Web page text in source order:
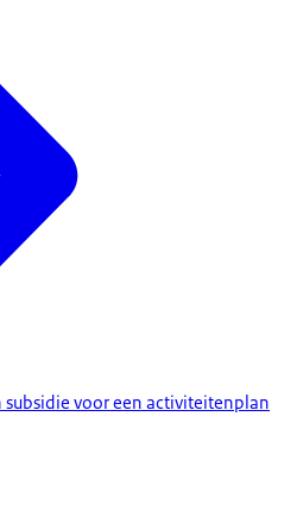
subsidie voor een activiteitenplan